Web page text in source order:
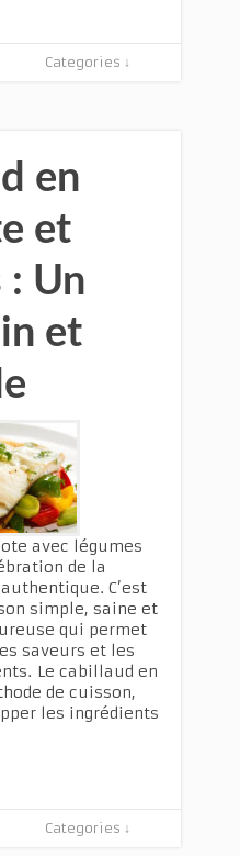
Categories ↓
en
et
: Un
et
avec légumes
de la
C’est
simple, saine et
qui permet
saveurs et les
Le cabillaud en
de cuisson,
les ingrédients
Categories ↓